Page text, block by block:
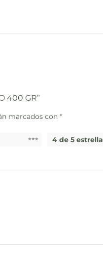
400 GR”
marcados con *
4 de 5